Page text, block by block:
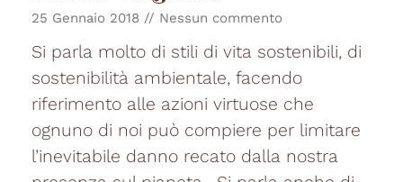
25 Gennaio 2018 Nessun commento
Si parla molto di stili di vita sostenibili, di
sostenibilità ambientale, facendo
riferimento alle azioni virtuose che
ognuno di noi può compiere per limitare
l’inevitabile danno recato dalla nostra